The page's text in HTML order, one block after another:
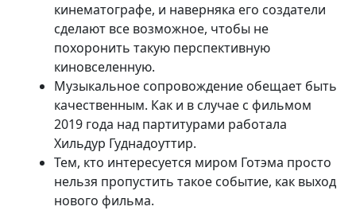
кинематографе, и наверняка его создатели
сделают все возможное, чтобы не
похоронить такую перспективную
киновселенную.
Музыкальное сопровождение обещает быть
качественным. Как и в случае с фильмом
2019 года над партитурами работала
Хильдур Гуднадоуттир.
Тем, кто интересуется миром Готэма просто
нельзя пропустить такое событие, как выход
нового фильма.